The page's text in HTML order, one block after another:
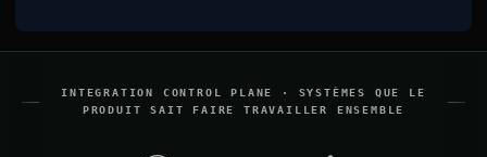
INTEGRATION CONTROL PLANE · SYSTÈMES QUE LE
PRODUIT SAIT FAIRE TRAVAILLER ENSEMBLE